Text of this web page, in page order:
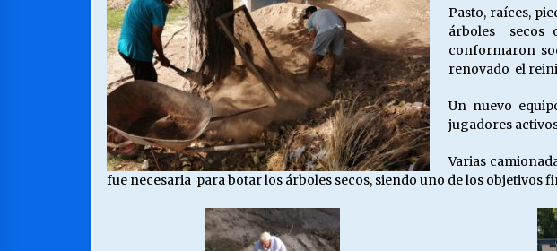
S.O.S. a los ricos, Save Our Souls
(Salvar Nuestras Almas)
30/04/2026
Pasto, raíces,
árboles secos
conformaron
renovado el
Un nuevo
jugadores
Varias
fue necesaria para botar los árboles secos, siendo uno de los objetivos